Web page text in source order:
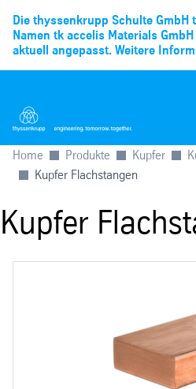
Die thyssenkrupp Schulte
Namen tk accelis Materials
aktuell angepasst. Weitere
Home Produkte Kupfer
Kupfer Flachstangen
Kupfer